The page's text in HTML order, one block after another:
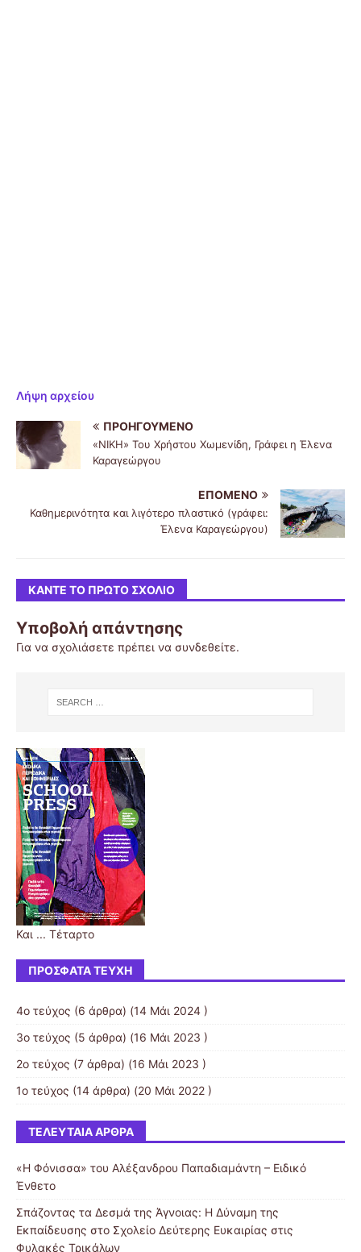
Λήψη αρχείου
ΠΡΟΗΓΟΎΜΕΝΟ
«ΝΙΚΗ» Του Χρήστου Χωμενίδη, Γράφει η Έλενα
Καραγεώργου
ΕΠΌΜΕΝΟ
Καθημερινότητα και λιγότερο πλαστικό (γράφει:
Έλενα Καραγεώργου)
ΚΆΝΤΕ ΤΟ ΠΡΏΤΟ ΣΧΌΛΙΟ
Υποβολή απάντησης
Για να σχολιάσετε πρέπει να συνδεθείτε.
Και ... Τέταρτο
ΠΡΌΣΦΑΤΑ ΤΕΎΧΗ
4ο τεύχος (6 άρθρα) (14 Μάι 2024 )
3ο τεύχος (5 άρθρα) (16 Μάι 2023 )
2ο τεύχος (7 άρθρα) (16 Μάι 2023 )
1ο τεύχος (14 άρθρα) (20 Μάι 2022 )
ΤΕΛΕΥΤΑΊΑ ΆΡΘΡΑ
«Η Φόνισσα» του Αλέξανδρου Παπαδιαμάντη – Ειδικό
Ένθετο
Σπάζοντας τα Δεσμά της Άγνοιας: Η Δύναμη της
Εκπαίδευσης στο Σχολείο Δεύτερης Ευκαιρίας στις
Φυλακές Τρικάλων